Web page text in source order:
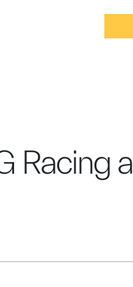
Racing a